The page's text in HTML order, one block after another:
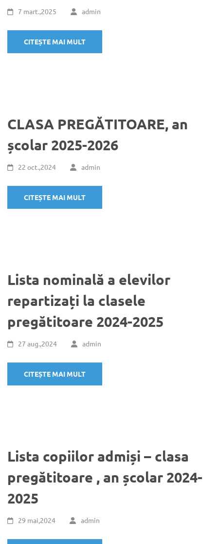
7 mart.,2025 admin
CITEȘTE MAI MULT
CLASA PREGĂTITOARE, an
școlar 2025-2026
22 oct.,2024 admin
CITEȘTE MAI MULT
Lista nominală a elevilor
repartizați la clasele
pregătitoare 2024-2025
27 aug.,2024 admin
CITEȘTE MAI MULT
Lista copiilor admiși – clasa
pregătitoare , an școlar 2024-
2025
29 mai,2024 admin